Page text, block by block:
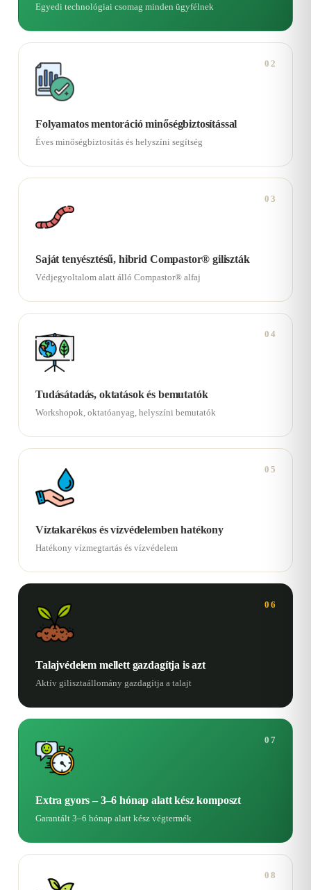
Egyedi technológiai csomag minden ügyfélnek
02
Folyamatos mentoráció minőségbiztosítással
Éves minőségbiztosítás és helyszíni segítség
03
Saját tenyésztésű, hibrid Compastor® giliszták
Védjegyoltalom alatt álló Compastor® alfaj
04
Tudásátadás, oktatások és bemutatók
Workshopok, oktatóanyag, helyszíni bemutatók
05
Víztakarékos és vízvédelemben hatékony
Hatékony vízmegtartás és vízvédelem
06
Talajvédelem mellett gazdagítja is azt
Aktív gilisztaállomány gazdagítja a talajt
07
Extra gyors – 3–6 hónap alatt kész komposzt
Garantált 3–6 hónap alatt kész végtermék
08